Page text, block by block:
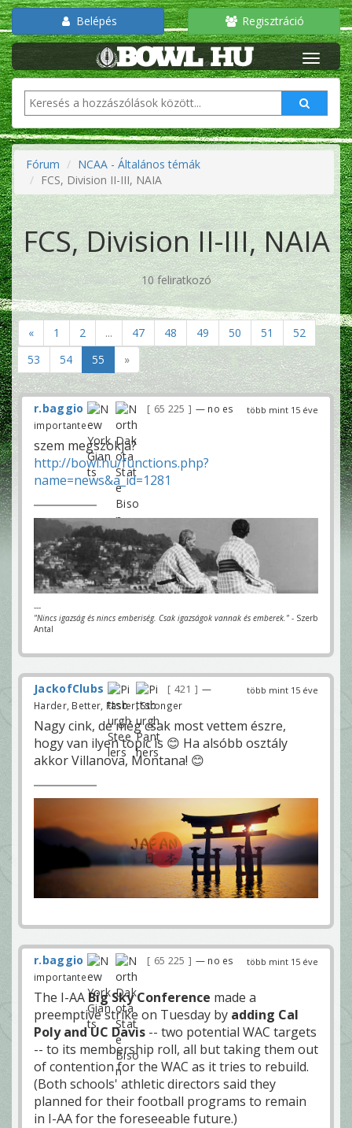
Belépés Regisztráció
Fórum
NCAA - Általános témák
FCS, Division II-III, NAIA
FCS, Division II-III, NAIA
10 feliratkozó
« 1 2 ... 47 48 49 50 51
52
53
54 55 »
több mint 15 éve
r.baggio 65 225
— no es
importante
szem megszokja?
http://bowl.hu/functions.php?
name=news&a_id=1281
---
"Nincs igazság és nincs emberiség. Csak igazságok vannak és emberek." - Szerb
Antal
több mint 15 éve
JackofClubs 421
—
Harder, Better, Faster, Stronger
Nagy cink, de még csak most vettem észre,
hogy van ilyen topic is 😊 Ha alsóbb osztály
akkor Villanova, Montana! 😊
több mint 15 éve
r.baggio 65 225
— no es
importante
The I-AA Big Sky Conference made a
preemptive strike on Tuesday by adding Cal
Poly and UC Davis -- two potential WAC targets
-- to its membership roll, all but taking them out
of contention for the WAC as it tries to rebuild.
(Both schools' athletic directors said they
planned for their football programs to remain
in I-AA for the foreseeable future.)